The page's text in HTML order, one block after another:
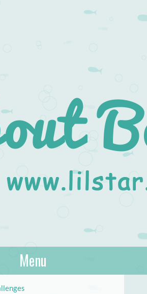
Books
lilstar.de
Menu